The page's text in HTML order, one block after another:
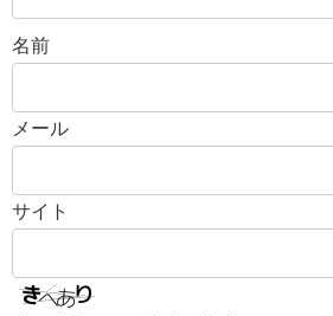
名前
メール
サイト